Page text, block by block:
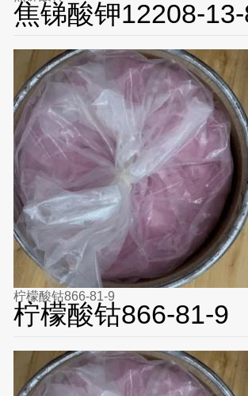
焦锑酸钾12208-
柠檬酸钴866-81-9
柠檬酸钴866-81-9